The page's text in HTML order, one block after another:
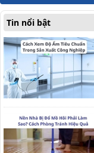
Tin nổi bật